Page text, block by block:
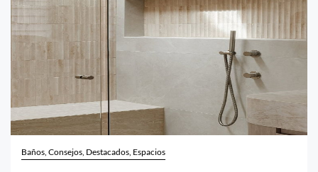
Baños, Consejos, Destacados, Espacios